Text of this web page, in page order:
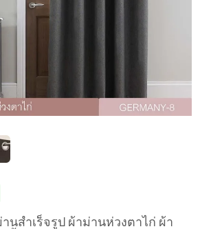
านสำเร็จรูป ผ้าม่านห่วงตาไก่ ผ้า